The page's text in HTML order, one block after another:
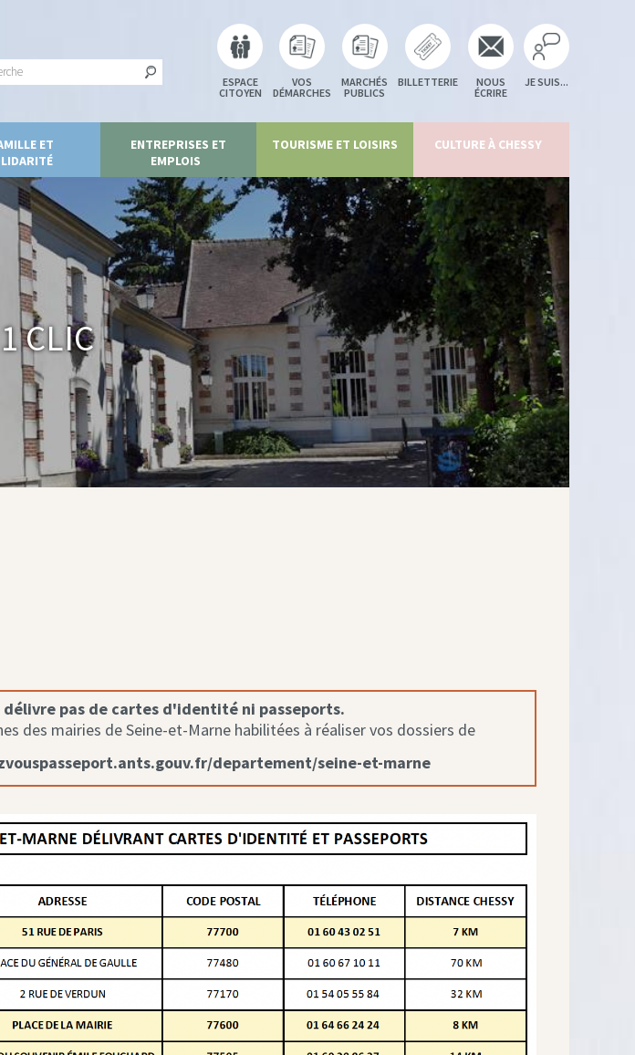
ESPACE
CITOYEN
VOS
DÉMARCHES
MARCHÉS
PUBLICS
BILLETTERIE
NOUS
ÉCRIRE
JE SUIS...
ET
ENTREPRISES ET
EMPLOIS
TOURISME ET LOISIRS CULTURE À CHESSY
clic
délivre pas de cartes d'identité ni passeports.
des mairies de Seine-et-Marne habilitées à réaliser vos dossiers de
departement/seine-et-marne